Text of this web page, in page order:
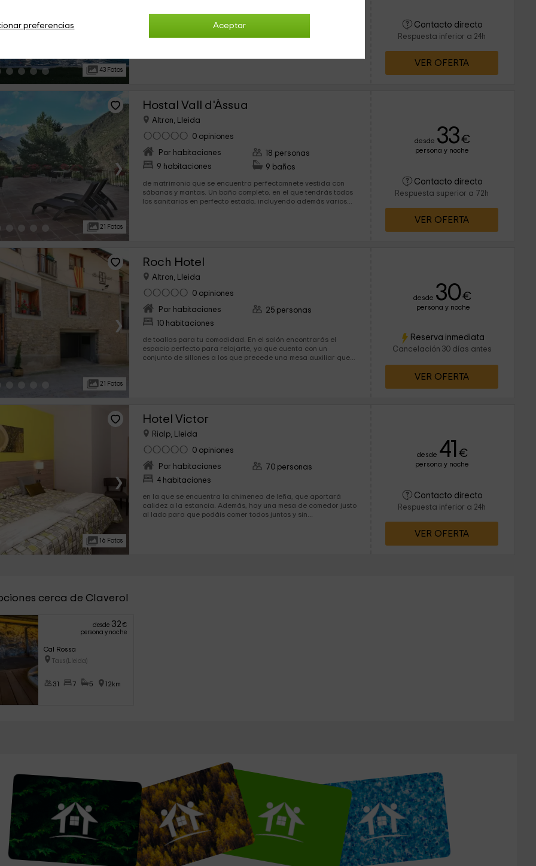
Aceptar
preferencias
43 Fotos
máximo de 4 personas, por lo que es perfecto para escapadas
Contacto directo
Respuesta inferior a 24h
VER OFERTA
›
21 Fotos
Hostal Vall d'Àssua
Altron, Lleida
0 opiniones
Por habitaciones
9 habitaciones
18 personas
9 baños
de matrimonio que se encuentra perfectamnete vestida con
sábanas y mantas. Un baño completo, en el que tendrás todos
los sanitarios en perfecto estado, incluyendo además varios...
desde 33€
persona y noche
Contacto directo
Respuesta superior a 72h
VER OFERTA
›
21 Fotos
Roch Hotel
Altron, Lleida
0 opiniones
Por habitaciones
10 habitaciones
25 personas
de toallas para tu comodidad. En el salón encontrarás el
espacio perfecto para relajarte, ya que cuenta con un
conjunto de sillones a los que precede una mesa auxiliar que
desde 30€
persona y noche
Reserva inmediata
Cancelación 30 días antes
VER OFERTA
›
16 Fotos
Hotel Victor
Rialp, Lleida
0 opiniones
Por habitaciones
4 habitaciones
70 personas
en la que se encuentra la chimenea de leña, que aportará
calidez a la estancia. Además, hay una mesa de comedor justo
al lado para que podáis comer todos juntos y sin...
desde 41 €
persona y noche
Contacto directo
Respuesta inferior a 24h
VER OFERTA
cerca de Claverol
desde 32€
persona y noche
Cal Rossa
Taus (Lleida)
31 7 5 12km